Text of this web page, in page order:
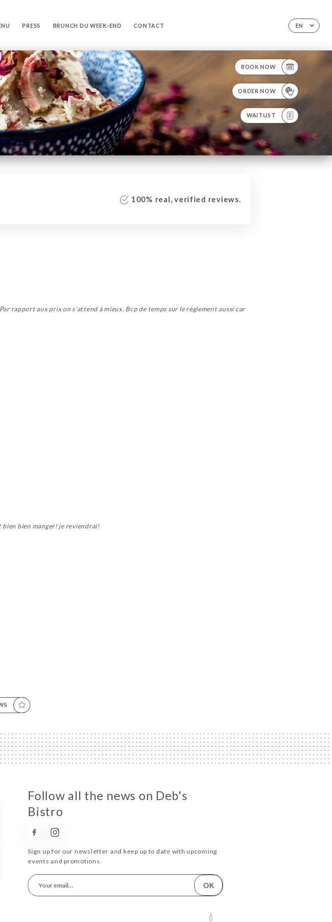
EN
PRESS BRUNCH DU WEEK-END CONTACT
BOOK NOW
ORDER NOW
WAITLIST
100% real, verified reviews.
rapport aux prix on s'attend à mieux. Bcp de temps sur le règlement aussi car
bien manger! je reviendrai!
Follow all the news on Deb's
Bistro
Sign up for our newsletter and keep up to date with upcoming
events and promotions.
OK